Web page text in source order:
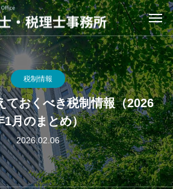
税制情報
ておくべき税制情報（2026
1月のまとめ）
2026.02.06